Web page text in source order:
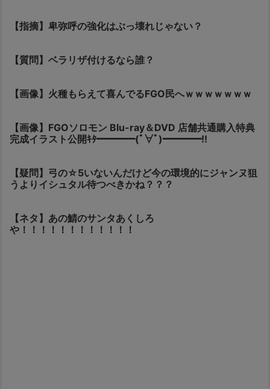
【指摘】卑弥呼の強化はぶっ壊れじゃない？
【質問】ベラリザ付けるなら誰？
【画像】火種もらえて喜んでるFGO民へｗｗｗｗｗｗｗ
【画像】FGOソロモン Blu-ray＆DVD 店舗共通購入特典
完成イラスト公開ｷﾀ━━━━(ﾟ∀ﾟ)━━━━!!
【疑問】弓の☆5いないんだけど今の環境的にジャンヌ狙
うよりイシュタル待つべきかね？？？
【ネタ】あの鯖のサンタあくしろ
や！！！！！！！！！！！！